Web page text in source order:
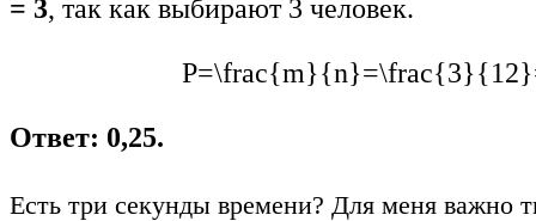
= 3, так как выбирают 3 человек.
Ответ: 0,25.
Есть три секунды времени? Для меня важно